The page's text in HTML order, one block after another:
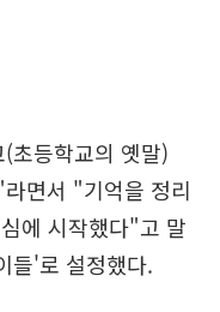
초등학교의 옛말)
면서 "기억을 정리
에 시작했다"고 말
들'로 설정했다.